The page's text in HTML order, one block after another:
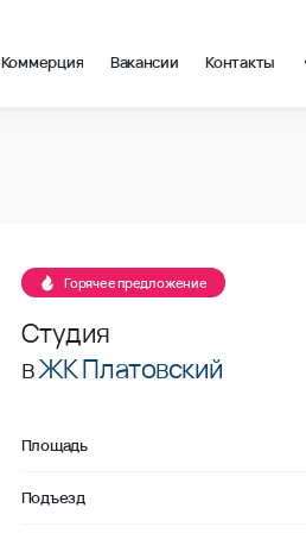
Коммерция Вакансии Контакты
Горячее предложение
Студия
вЖК Платовский
Площадь
Подъезд